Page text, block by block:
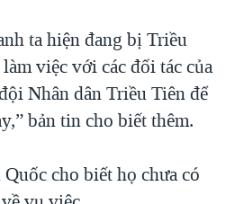
ta hiện đang bị Triều
việc với các đối tác của
Nhân dân Triều Tiên để
bản tin cho biết thêm.
cho biết họ chưa có